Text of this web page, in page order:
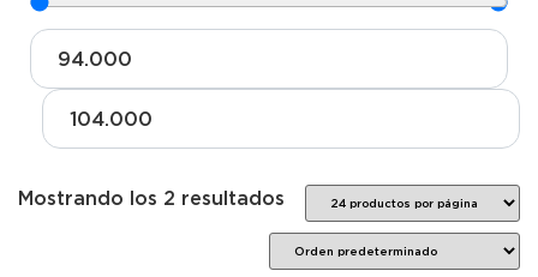
Mostrando los 2 resultados